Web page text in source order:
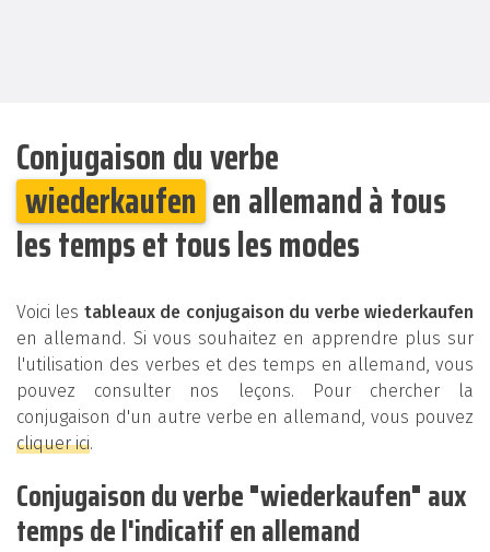
Conjugaison du verbe
wiederkaufen en allemand à tous
les temps et tous les modes
Voici les tableaux de conjugaison du verbe wiederkaufen
en allemand. Si vous souhaitez en apprendre plus sur
l'utilisation des verbes et des temps en allemand, vous
pouvez consulter nos leçons. Pour chercher la
conjugaison d'un autre verbe en allemand, vous pouvez
cliquer ici.
Conjugaison du verbe "wiederkaufen" aux
temps de l'indicatif en allemand